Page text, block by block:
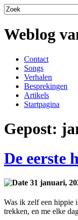
Weblog
Contact
Songs
Verhalen
Besprekingen
Artikels
Startpagina
Gepost:
De eerste
31 januari,
Was ik zelf een hippie
trekken, en me elke